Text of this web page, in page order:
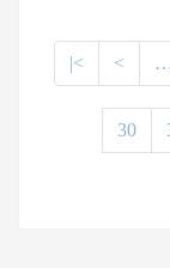
孕也不能中
兒造成影響
蹤，核磁共
癌細胞，或
|< < …
30